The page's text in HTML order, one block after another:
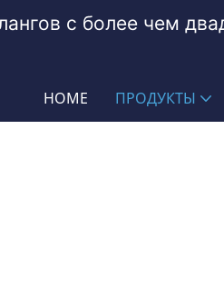
с более чем
HOME ПРОДУКТЫ